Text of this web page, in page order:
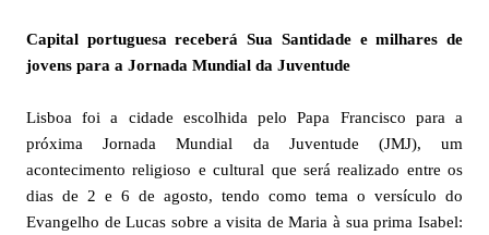
Capital portuguesa receberá Sua Santidade e milhares de
jovens para a Jornada Mundial da Juventude
Lisboa foi a cidade escolhida pelo Papa Francisco para a
próxima Jornada Mundial da Juventude (JMJ), um
acontecimento religioso e cultural que será realizado entre os
dias de 2 e 6 de agosto, tendo como tema o versículo do
Evangelho de Lucas sobre a visita de Maria à sua prima Isabel: